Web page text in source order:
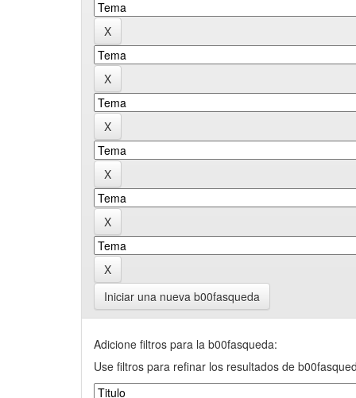
Iniciar una nueva b00fasqueda
Adicione filtros para la b00fasqueda:
Use filtros para refinar los resultados de